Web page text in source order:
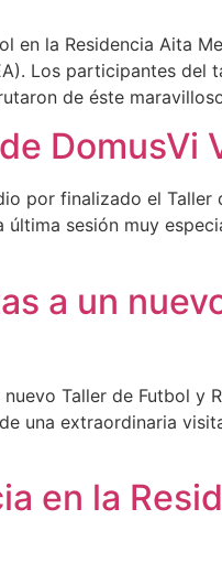
en la Residencia Aita
Los participantes del
de éste
DomusVi
por finalizado el Taller
sesión muy
a un
Taller de Futbol y
una extraordinaria
en la